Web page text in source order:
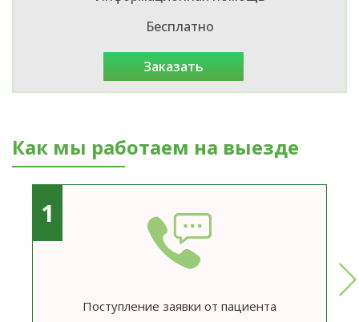
Бесплатно
заказать
Как мы работаем на выезде
1
Поступление заявки от пациента